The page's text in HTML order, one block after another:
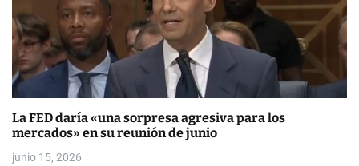
La FED daría «una sorpresa agresiva para los
mercados» en su reunión de junio
junio 15, 2026